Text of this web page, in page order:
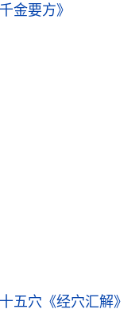
金要方》
五穴 《经穴汇解》